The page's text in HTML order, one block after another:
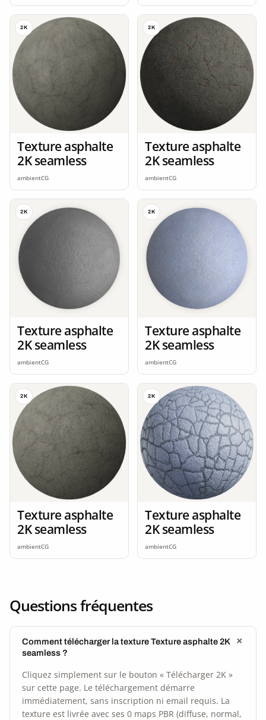
2K
Texture asphalte
2K seamless
ambientCG
2K
Texture asphalte
2K seamless
ambientCG
2K
Texture asphalte
2K seamless
ambientCG
2K
Texture asphalte
2K seamless
ambientCG
2K
Texture asphalte
2K seamless
ambientCG
2K
Texture asphalte
2K seamless
ambientCG
Questions fréquentes
Comment télécharger la texture Texture asphalte 2K
seamless ?
Cliquez simplement sur le bouton « Télécharger 2K »
sur cette page. Le téléchargement démarre
immédiatement, sans inscription ni email requis. La
texture est livrée avec ses 0 maps PBR (diffuse, normal,